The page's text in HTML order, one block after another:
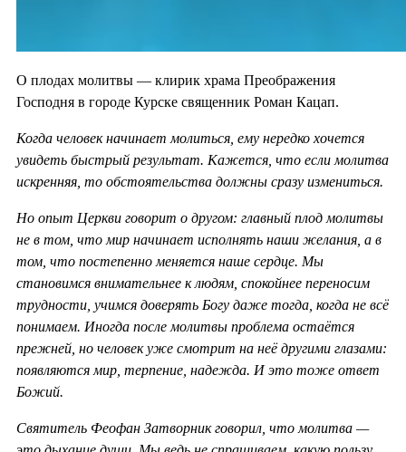
О плодах молитвы — клирик храма Преображения
Господня в городе Курске священник Роман Кацап.
Когда человек начинает молиться, ему нередко хочется
увидеть быстрый результат. Кажется, что если молитва
искренняя, то обстоятельства должны сразу измениться.
Но опыт Церкви говорит о другом: главный плод молитвы
не в том, что мир начинает исполнять наши желания, а в
том, что постепенно меняется наше сердце. Мы
становимся внимательнее к людям, спокойнее переносим
трудности, учимся доверять Богу даже тогда, когда не всё
понимаем. Иногда после молитвы проблема остаётся
прежней, но человек уже смотрит на неё другими глазами:
появляются мир, терпение, надежда. И это тоже ответ
Божий.
Святитель Феофан Затворник говорил, что молитва —